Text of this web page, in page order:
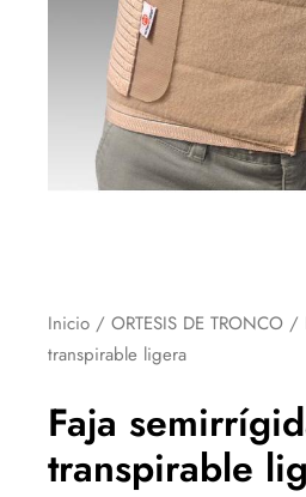
Inicio / ORTESIS DE TRONCO /
transpirable ligera
Faja
transpirable